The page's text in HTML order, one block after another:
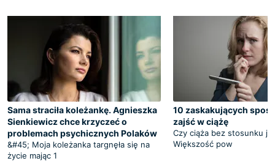
Sama straciła koleżankę. Agnieszka
Sienkiewicz chce krzyczeć o
problemach psychicznych Polaków
&#45; Moja koleżanka targnęła się na
życie mając 1
10 zaskakujących
zajść w ciążę
Czy ciąża bez stosunku
Większość pow